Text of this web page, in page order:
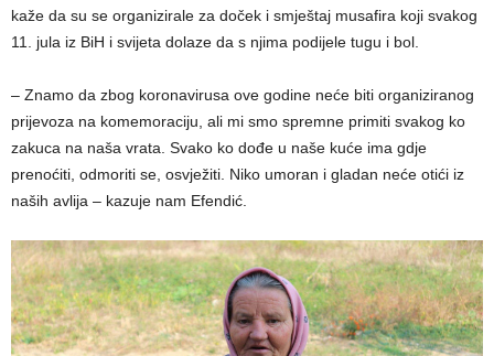
kaže da su se organizirale za doček i smještaj musafira koji svakog
11. jula iz BiH i svijeta dolaze da s njima podijele tugu i bol.
– Znamo da zbog koronavirusa ove godine neće biti organiziranog
prijevoza na komemoraciju, ali mi smo spremne primiti svakog ko
zakuca na naša vrata. Svako ko dođe u naše kuće ima gdje
prenoćiti, odmoriti se, osvježiti. Niko umoran i gladan neće otići iz
naših avlija – kazuje nam Efendić.